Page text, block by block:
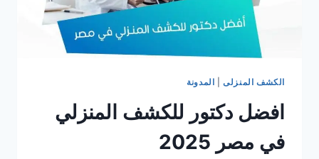
الكشف المنزلى| المدونة
افضل دكتور للكشف المنزلي
في مصر 2025